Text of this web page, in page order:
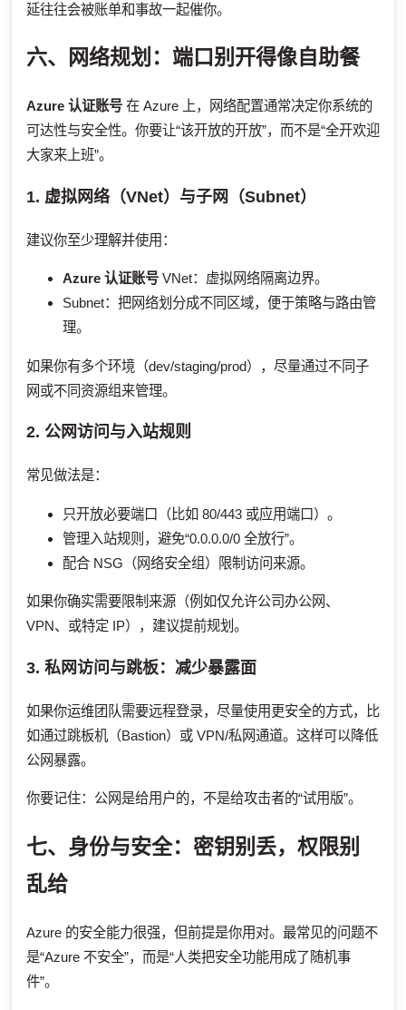
延往往会被账单和事故一起催你。
六、网络规划：端口别开得像自助餐
Azure 认证账号 在 Azure 上，网络配置通常决定你系统的
可达性与安全性。你要让“该开放的开放”，而不是“全开欢迎
大家来上班”。
1. 虚拟网络（VNet）与子网（Subnet）
建议你至少理解并使用：
Azure 认证账号 VNet：虚拟网络隔离边界。
Subnet：把网络划分成不同区域，便于策略与路由管
理。
如果你有多个环境（dev/staging/prod），尽量通过不同子
网或不同资源组来管理。
2. 公网访问与入站规则
常见做法是：
只开放必要端口（比如 80/443 或应用端口）。
管理入站规则，避免“0.0.0.0/0 全放行”。
配合 NSG（网络安全组）限制访问来源。
如果你确实需要限制来源（例如仅允许公司办公网、
VPN、或特定 IP），建议提前规划。
3. 私网访问与跳板：减少暴露面
如果你运维团队需要远程登录，尽量使用更安全的方式，比
如通过跳板机（Bastion）或 VPN/私网通道。这样可以降低
公网暴露。
你要记住：公网是给用户的，不是给攻击者的“试用版”。
七、身份与安全：密钥别丢，权限别
乱给
Azure 的安全能力很强，但前提是你用对。最常见的问题不
是“Azure 不安全”，而是“人类把安全功能用成了随机事
件”。